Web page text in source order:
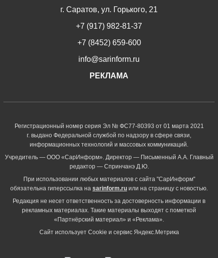
г. Саратов, ул. Горького, 21
+7 (917) 982-81-37
+7 (8452) 659-600
info@sarinform.ru
РЕКЛАМА
Регистрационный номер серия Эл № ФС77-80393 от 01 марта 2021
г. выдано Федеральной службой по надзору в сфере связи,
информационных технологий и массовых коммуникаций.
Учредитель — ООО «СарИнформ». Директор — Письменный А.А. Главный
редактор — Спринчанэ Д.Ю.
При использовании любых материалов с сайта "СарИнформ"
обязательна гиперссылка на sarinform.ru или на страницу с новостью.
Редакция не несет ответственность за достоверность информации в
рекламных материалах. Такие материалы выходят с пометкой
«Партнёрский материал» и «Реклама».
Сайт использует Cookie и сервиc Яндекс.Метрика